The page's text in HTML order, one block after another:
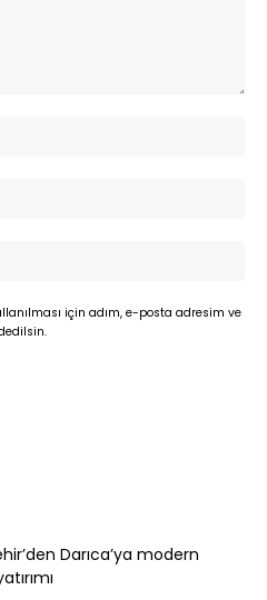
için adım, e-posta adresim ve
Darıca’ya modern